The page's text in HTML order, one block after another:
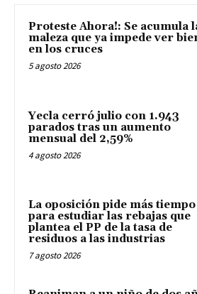
Proteste Ahora!: Se acumula
maleza que ya impede ver
en los cruces
5 agosto 2026
Yecla cerró julio con 1.943
parados tras un aumento
mensual del 2,59%
4 agosto 2026
La oposición pide más tiempo
para estudiar las rebajas que
plantea el PP de la tasa de
residuos a las industrias
7 agosto 2026